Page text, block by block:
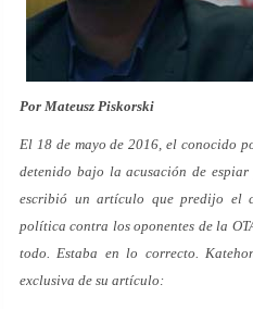
Por Mateusz Piskorski
El 18 de mayo de 2016, el conocido
detenido bajo la acusación de
escribió un artículo que predijo el
política contra los oponentes de la
todo. Estaba en lo correcto.
exclusiva de su artículo: